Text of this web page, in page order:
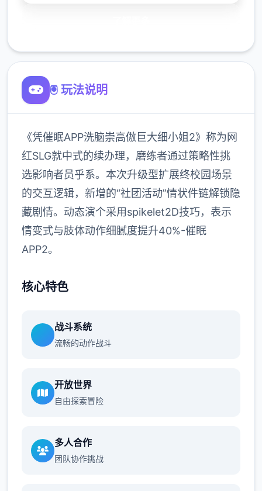
🖲️ 玩法说明
《凭催眠APP洗脑崇高傲巨大细小姐2》称为网
红SLG就中式的续办理，磨练者通过策略性挑
选影响者员乎系。本次升级型扩展终校园场景
的交互逻辑，新增的“社团活动”情状件链解锁隐
藏剧情。动态演个采用spikelet2D技巧，表示
情变式与肢体动作细腻度提升40%-催眠
APP2。
核心特色
战斗系统
流畅的动作战斗
开放世界
自由探索冒险
多人合作
团队协作挑战